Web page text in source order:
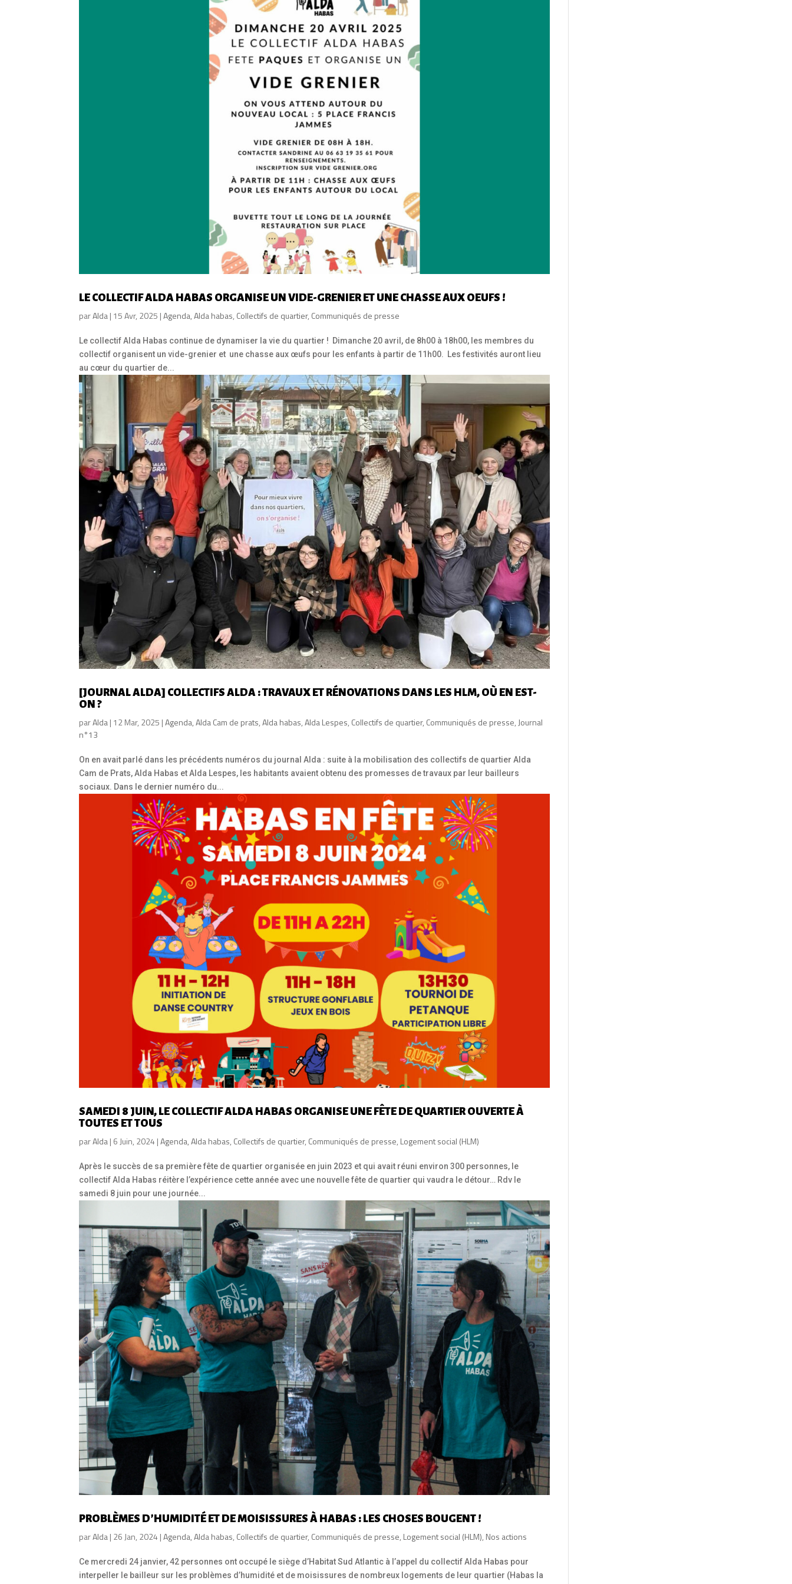
LE COLLECTIF ALDA HABAS ORGANISE UN VIDE-GRENIER ET UNE CHASSE AUX OEUFS !
parAlda| 15 Avr, 2025 |Agenda,Alda habas, Collectifs de quartier, Communiqués de presse
Le collectif Alda Habas continue de dynamiser la vie du quartier ! Dimanche 20 avril, de 8h00 à 18h00, les membres du
collectif organisent un vide-grenier et une chasse aux œufs pour les enfants à partir de 11h00. Les festivités auront lieu
au cœur du quartier de...
[JOURNAL ALDA] COLLECTIFS ALDA : TRAVAUX ET RÉNOVATIONS DANS LES HLM, OÙ EN EST-
ON ?
parAlda| 12 Mar, 2025 |Agenda,Alda Cam de prats,Alda habas,Alda Lespes, Collectifs de quartier, Communiqués de presse, Journal
n°13
On en avait parlé dans les précédents numéros du journal Alda : suite à la mobilisation des collectifs de quartier Alda
Cam de Prats, Alda Habas et Alda Lespes, les habitants avaient obtenu des promesses de travaux par leur bailleurs
sociaux. Dans le dernier numéro du...
SAMEDI 8 JUIN, LE COLLECTIF ALDA HABAS ORGANISE UNE FÊTE DE QUARTIER OUVERTE À
TOUTES ET TOUS
parAlda| 6 Juin, 2024 |Agenda,Alda habas, Collectifs de quartier, Communiqués de presse, Logement social (HLM)
Après le succès de sa première fête de quartier organisée en juin 2023 et qui avait réuni environ 300 personnes, le
collectif Alda Habas réitère l’expérience cette année avec une nouvelle fête de quartier qui vaudra le détour… Rdv le
samedi 8 juin pour une journée...
PROBLÈMES D’HUMIDITÉ ET DE MOISISSURES À HABAS : LES CHOSES BOUGENT !
parAlda| 26 Jan, 2024 |Agenda,Alda habas, Collectifs de quartier, Communiqués de presse, Logement social (HLM), Nos actions
Ce mercredi 24 janvier, 42 personnes ont occupé le siège d’Habitat Sud Atlantic à l’appel du collectif Alda Habas pour
interpeller le bailleur sur les problèmes d’humidité et de moisissures de nombreux logements de leur quartier (Habas la